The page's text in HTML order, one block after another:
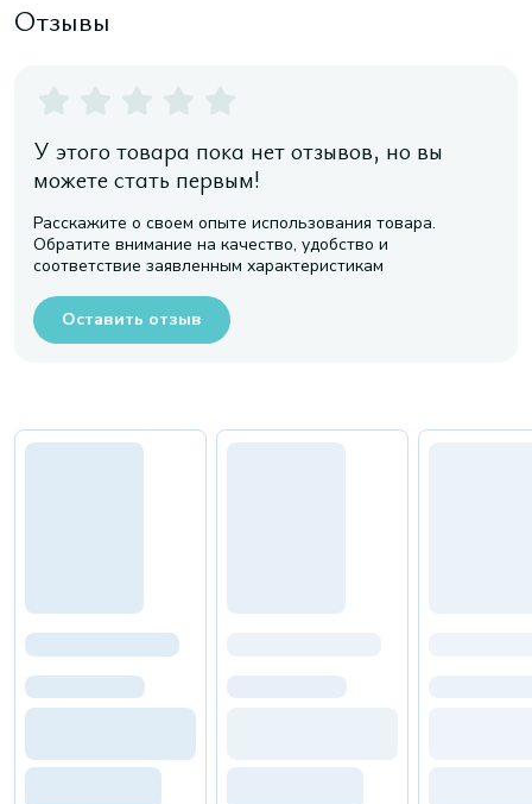
Отзывы
У этого товара пока нет отзывов, но вы
можете стать первым!
Расскажите о своем опыте использования товара.
Обратите внимание на качество, удобство и
соответствие заявленным характеристикам
Оставить отзыв